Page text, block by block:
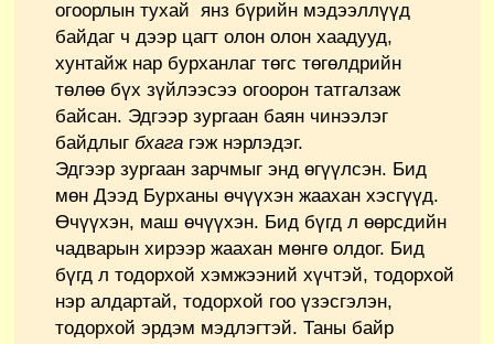
огоорлын тухай янз бүрийн мэдээллүүд
байдаг ч дээр цагт олон олон хаадууд,
хунтайж нар бурханлаг төгс төгөлдрийн
төлөө бүх зүйлээсээ огоорон татгалзаж
байсан. Эдгээр зургаан баян чинээлэг
байдлыг бхага гэж нэрлэдэг.
Эдгээр зургаан зарчмыг энд өгүүлсэн. Бид
мөн Дээд Бурханы өчүүхэн жаахан хэсгүүд.
Өчүүхэн, маш өчүүхэн. Бид бүгд л өөрсдийн
чадварын хирээр жаахан мөнгө олдог. Бид
бүгд л тодорхой хэмжээний хүчтэй, тодорхой
нэр алдартай, тодорхой гоо үзэсгэлэн,
тодорхой эрдэм мэдлэгтэй. Таны байр